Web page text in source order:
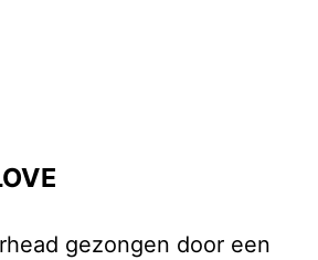
gezongen door een